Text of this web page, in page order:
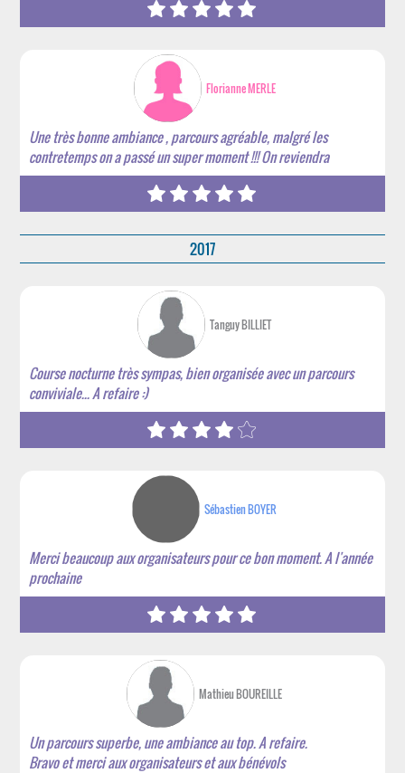
Florianne MERLE
Une très bonne ambiance , parcours agréable, malgré les
contretemps on a passé un super moment !!! On reviendra
2017
Tanguy BILLIET
Course nocturne très sympas, bien organisée avec un parcours
conviviale... A refaire :)
Sébastien BOYER
Merci beaucoup aux organisateurs pour ce bon moment. A l'année
prochaine
Mathieu BOUREILLE
Un parcours superbe, une ambiance au top. A refaire.
Bravo et merci aux organisateurs et aux bénévols